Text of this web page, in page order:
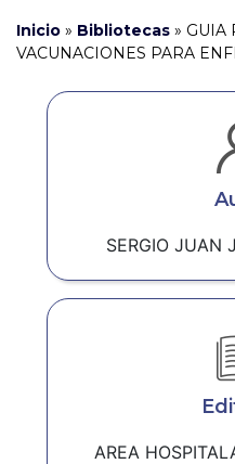
Inicio » Bibliotecas » GUIA
VACUNACIONES PARA
SERGIO JUAN
AREA